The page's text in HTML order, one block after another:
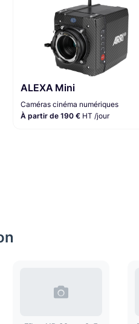
ALEXA Mini
Caméras cinéma numériques
À partir de 190 € HT /jour